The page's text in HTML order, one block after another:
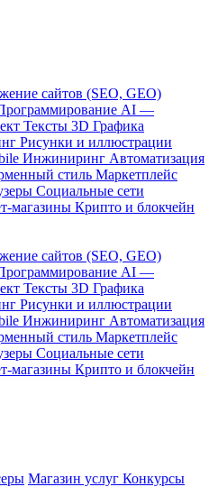
сайтов (SEO, GEO)
AI —
Тексты 3D Графика
Рисунки и иллюстрации
Инжиниринг Автоматизация
стиль Маркетплейс
Социальные сети
магазины Крипто и блокчейн
сайтов (SEO, GEO)
AI —
Тексты 3D Графика
Рисунки и иллюстрации
Инжиниринг Автоматизация
стиль Маркетплейс
Социальные сети
магазины Крипто и блокчейн
Магазин услуг Конкурсы